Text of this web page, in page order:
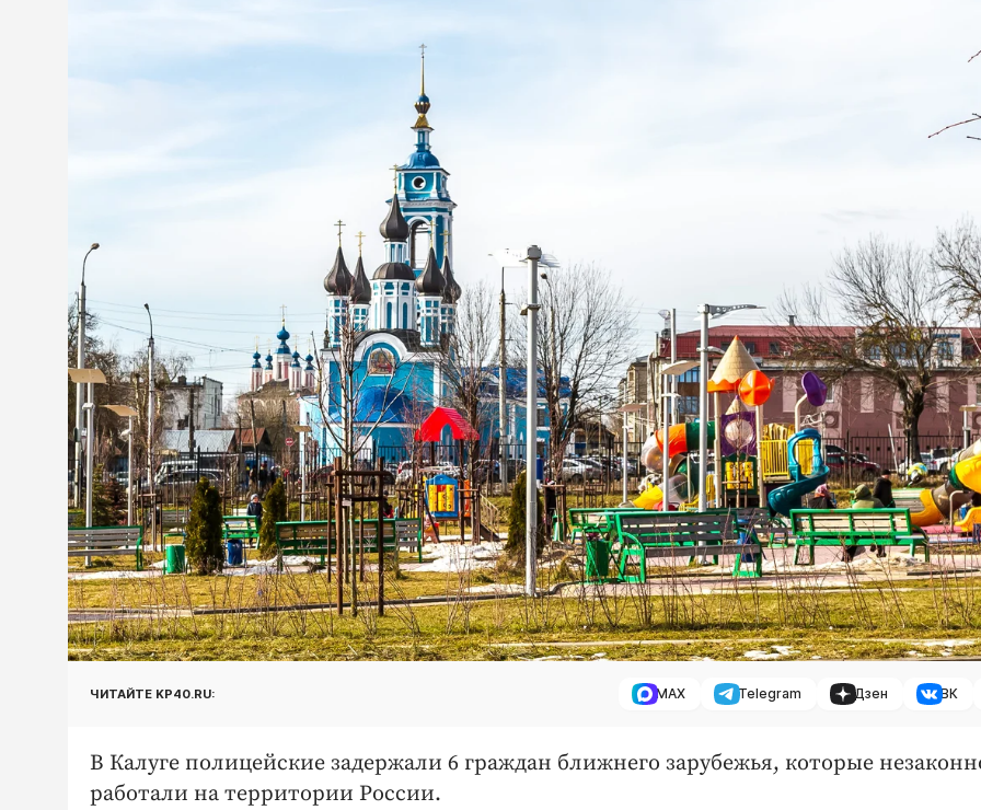
ЧИТАЙТЕ KP40.RU: MAX Telegram Дзен ВК
В Калуге полицейские задержали 6 граждан ближнего зарубежья, которые
работали на территории России.